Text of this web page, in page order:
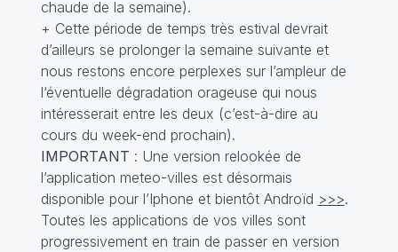
chaude de la semaine).
+ Cette période de temps très estival devrait
d’ailleurs se prolonger la semaine suivante et
nous restons encore perplexes sur l’ampleur de
l‘éventuelle dégradation orageuse qui nous
intéresserait entre les deux (c’est-à-dire au
cours du week-end prochain).
IMPORTANT : Une version relookée de
l’application meteo-villes est désormais
disponible pour l’Iphone et bientôt Androïd >>>.
Toutes les applications de vos villes sont
progressivement en train de passer en version